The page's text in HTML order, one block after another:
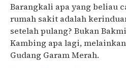
Barangkali apa yang beliau
rumah sakit adalah
setelah pulang? Bukan
Kambing apa lagi,
Gudang Garam Merah.